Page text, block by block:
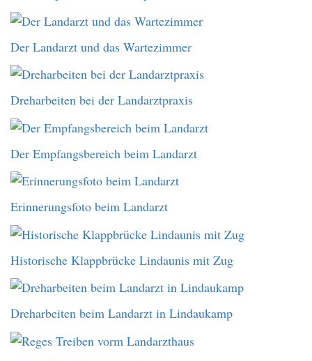
Der Landarzt und das Wartezimmer
Dreharbeiten bei der Landarztpraxis
Der Empfangsbereich beim Landarzt
Erinnerungsfoto beim Landarzt
Historische Klappbrücke Lindaunis mit Zug
Dreharbeiten beim Landarzt in Lindaukamp